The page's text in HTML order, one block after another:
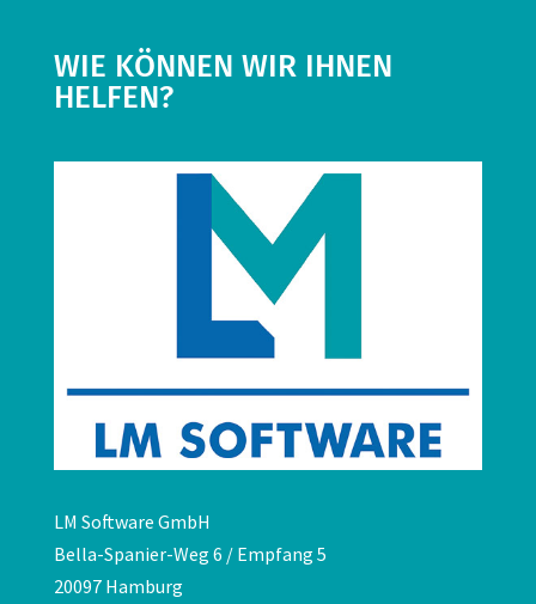
WIE KÖNNEN WIR IHNEN
HELFEN?
LM Software GmbH
Bella-Spanier-Weg 6 / Empfang 5
20097 Hamburg